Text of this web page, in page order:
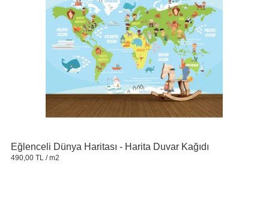
Eğlenceli Dünya Haritası - Harita Duvar Kağıdı
490,00 TL / m2